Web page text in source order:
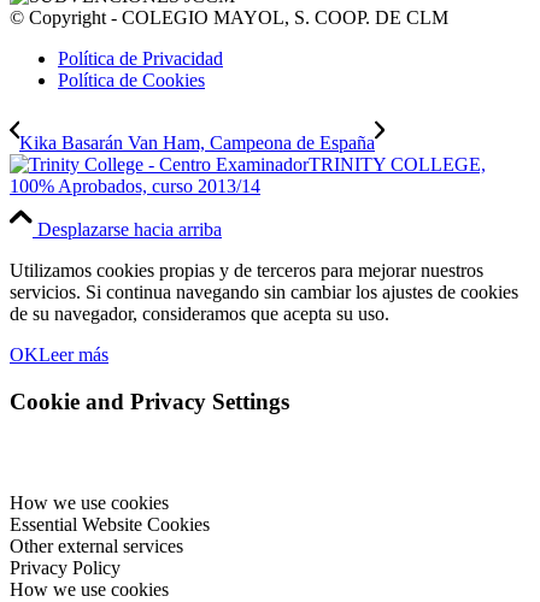
© Copyright - COLEGIO MAYOL, S. COOP. DE CLM
Política de Privacidad
Política de Cookies
Kika Basarán Van Ham, Campeona de España
TRINITY COLLEGE,
100% Aprobados, curso 2013/14
Desplazarse hacia arriba
Utilizamos cookies propias y de terceros para mejorar nuestros
servicios. Si continua navegando sin cambiar los ajustes de cookies
de su navegador, consideramos que acepta su uso.
OKLeer más
Cookie and Privacy Settings
How we use cookies
Essential Website Cookies
Other external services
Privacy Policy
How we use cookies